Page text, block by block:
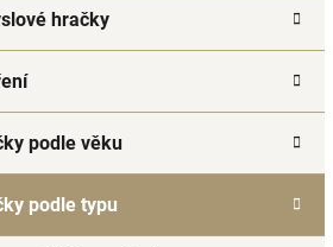
hračky
podle věku
podle typu